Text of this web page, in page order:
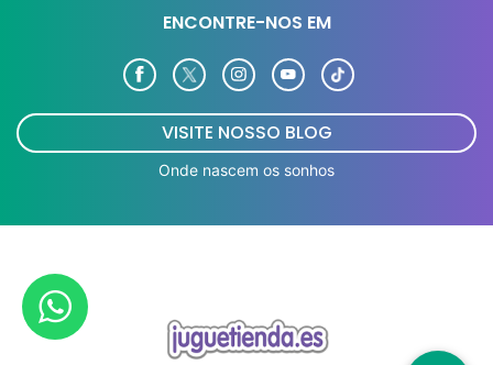
ENCONTRE-NOS EM
VISITE NOSSO BLOG
Onde nascem os sonhos